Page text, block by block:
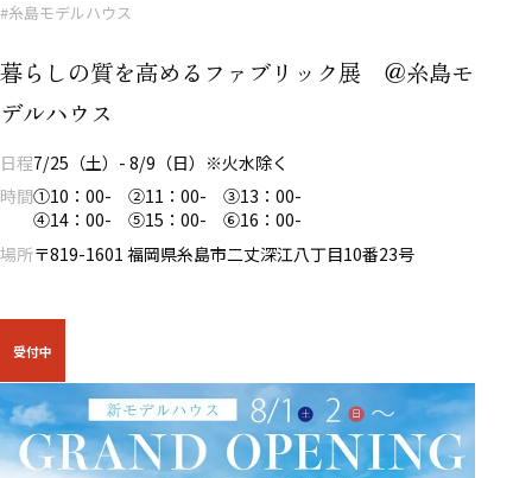
#糸島モデルハウス
暮らしの質を高めるファブリック展 ＠糸島モ
デルハウス
日程7/25（土）- 8/9（日）※火水除く
時間①10：00- ②11：00- ③13：00-
④14：00- ⑤15：00- ⑥16：00-
場所〒819-1601 福岡県糸島市二丈深江八丁目10番23号
受付中